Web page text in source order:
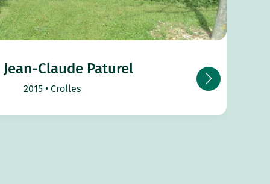
Jean-Claude Paturel
2015 Crolles